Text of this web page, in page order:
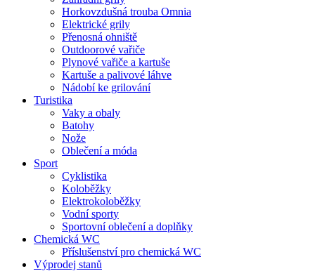
Horkovzdušná trouba Omnia
Elektrické grily
Přenosná ohniště
Outdoorové vařiče
Plynové vařiče a kartuše
Kartuše a palivové láhve
Nádobí ke grilování
Turistika
Vaky a obaly
Batohy
Nože
Oblečení a móda
Sport
Cyklistika
Koloběžky
Elektrokoloběžky
Vodní sporty
Sportovní oblečení a doplňky
Chemická WC
Příslušenství pro chemická WC
Výprodej stanů